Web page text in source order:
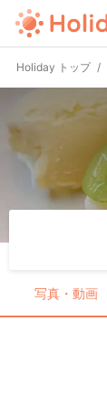
Holiday トップ
写真・動画